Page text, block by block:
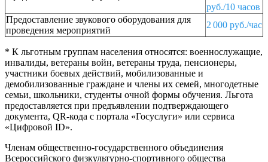
руб./10 часов
Предоставление звукового оборудования для
проведения мероприятий
2 000 руб./час
* К льготным группам населения относятся: военнослужащие,
инвалиды, ветераны войн, ветераны труда, пенсионеры,
участники боевых действий, мобилизованные и
демобилизованные граждане и члены их семей, многодетные
семьи, школьники, студенты очной формы обучения. Льгота
предоставляется при предъявлении подтверждающего
документа, QR‑кода с портала «Госуслуги» или сервиса
«Цифровой ID».
Членам общественно-государственного объединения
Всероссийского физкультурно-спортивного общества